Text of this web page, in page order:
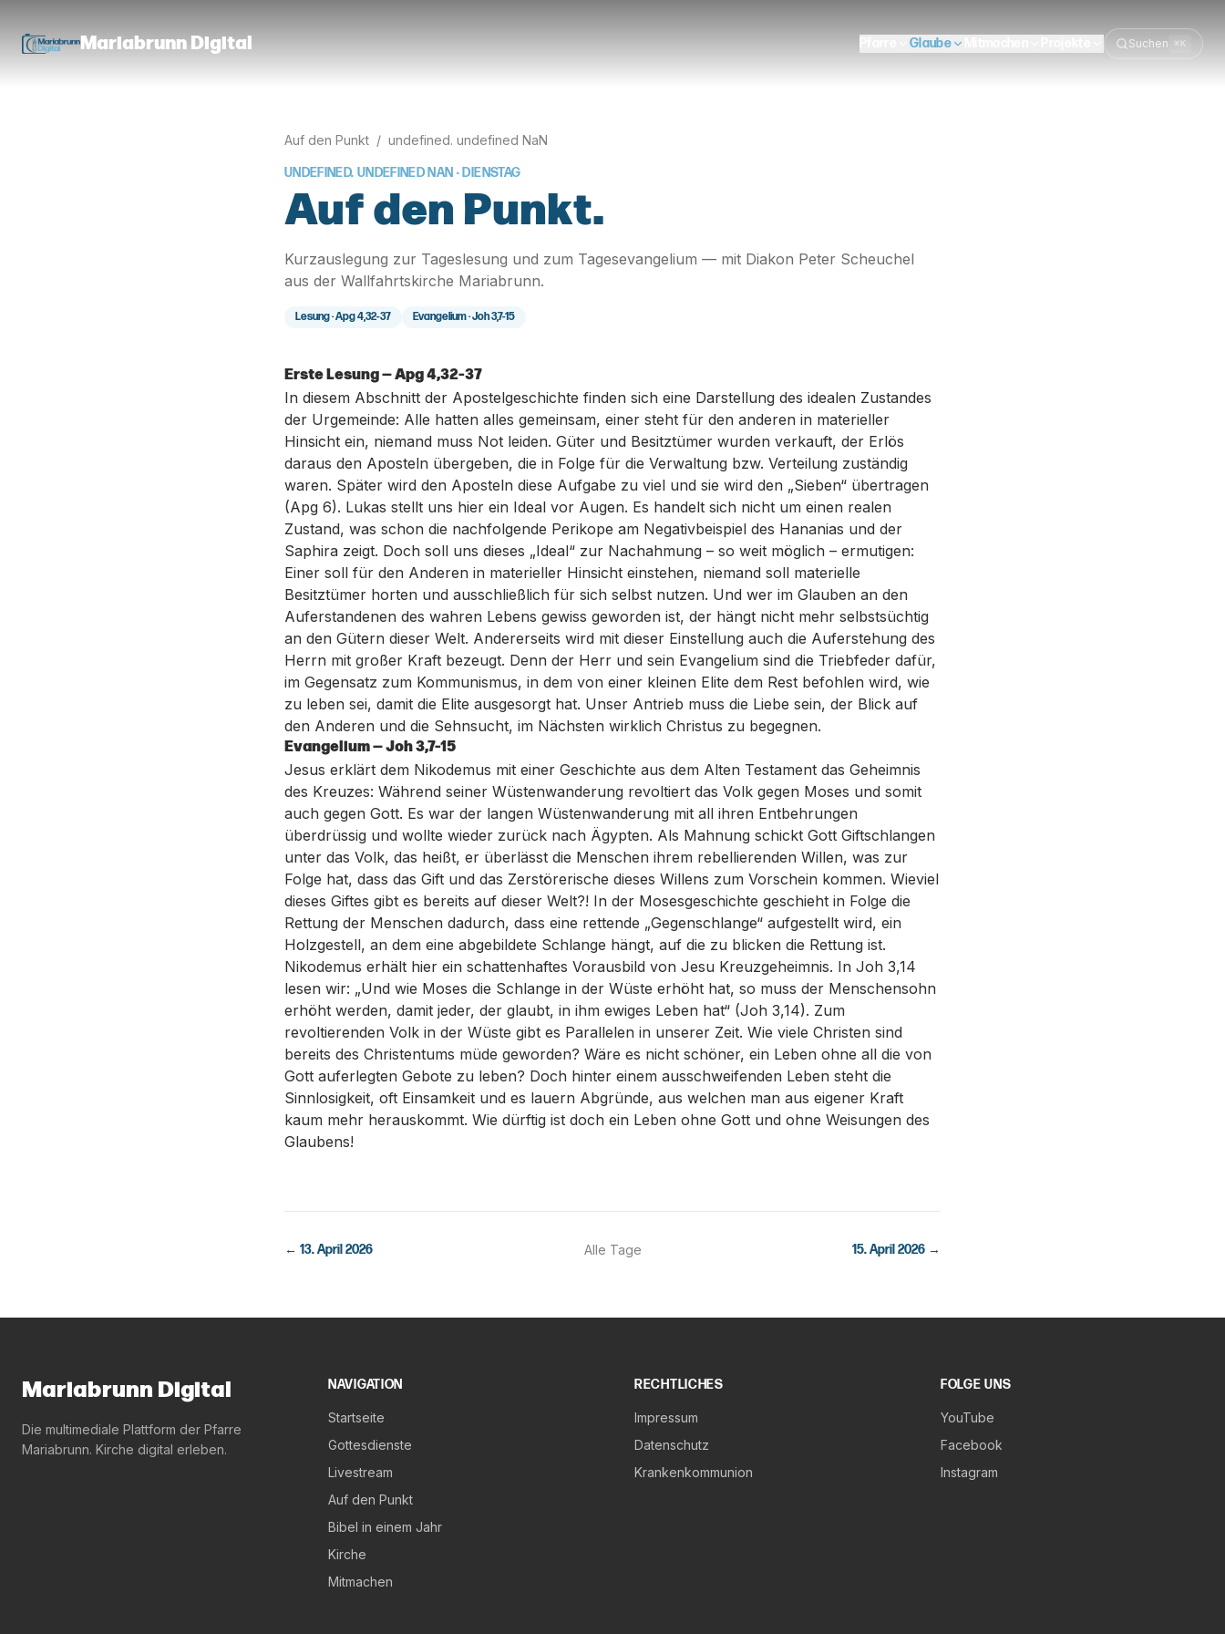
Mariabrunn Digital Glaube Suchen ⌘K
Auf den Punkt / undefined. undefined NaN
UNDEFINED. UNDEFINED NAN · DIENSTAG
Auf den Punkt.
Kurzauslegung zur Tageslesung und zum Tagesevangelium — mit Diakon Peter Scheuchel
aus der Wallfahrtskirche Mariabrunn.
Lesung ·Apg 4,32-37 Evangelium ·Joh 3,7-15
Erste Lesung — Apg 4,32-37
In diesem Abschnitt der Apostelgeschichte finden sich eine Darstellung des idealen Zustandes
der Urgemeinde: Alle hatten alles gemeinsam, einer steht für den anderen in materieller
Hinsicht ein, niemand muss Not leiden. Güter und Besitztümer wurden verkauft, der Erlös
daraus den Aposteln übergeben, die in Folge für die Verwaltung bzw. Verteilung zuständig
waren. Später wird den Aposteln diese Aufgabe zu viel und sie wird den „Sieben“ übertragen
(Apg 6). Lukas stellt uns hier ein Ideal vor Augen. Es handelt sich nicht um einen realen
Zustand, was schon die nachfolgende Perikope am Negativbeispiel des Hananias und der
Saphira zeigt. Doch soll uns dieses „Ideal“ zur Nachahmung – so weit möglich – ermutigen:
Einer soll für den Anderen in materieller Hinsicht einstehen, niemand soll materielle
Besitztümer horten und ausschließlich für sich selbst nutzen. Und wer im Glauben an den
Auferstandenen des wahren Lebens gewiss geworden ist, der hängt nicht mehr selbstsüchtig
an den Gütern dieser Welt. Andererseits wird mit dieser Einstellung auch die Auferstehung des
Herrn mit großer Kraft bezeugt. Denn der Herr und sein Evangelium sind die Triebfeder dafür,
im Gegensatz zum Kommunismus, in dem von einer kleinen Elite dem Rest befohlen wird, wie
zu leben sei, damit die Elite ausgesorgt hat. Unser Antrieb muss die Liebe sein, der Blick auf
den Anderen und die Sehnsucht, im Nächsten wirklich Christus zu begegnen.
Evangelium — Joh 3,7-15
Jesus erklärt dem Nikodemus mit einer Geschichte aus dem Alten Testament das Geheimnis
des Kreuzes: Während seiner Wüstenwanderung revoltiert das Volk gegen Moses und somit
auch gegen Gott. Es war der langen Wüstenwanderung mit all ihren Entbehrungen
überdrüssig und wollte wieder zurück nach Ägypten. Als Mahnung schickt Gott Giftschlangen
unter das Volk, das heißt, er überlässt die Menschen ihrem rebellierenden Willen, was zur
Folge hat, dass das Gift und das Zerstörerische dieses Willens zum Vorschein kommen. Wieviel
dieses Giftes gibt es bereits auf dieser Welt?! In der Mosesgeschichte geschieht in Folge die
Rettung der Menschen dadurch, dass eine rettende „Gegenschlange“ aufgestellt wird, ein
Holzgestell, an dem eine abgebildete Schlange hängt, auf die zu blicken die Rettung ist.
Nikodemus erhält hier ein schattenhaftes Vorausbild von Jesu Kreuzgeheimnis. In Joh 3,14
lesen wir: „Und wie Moses die Schlange in der Wüste erhöht hat, so muss der Menschensohn
erhöht werden, damit jeder, der glaubt, in ihm ewiges Leben hat“ (Joh 3,14). Zum
revoltierenden Volk in der Wüste gibt es Parallelen in unserer Zeit. Wie viele Christen sind
bereits des Christentums müde geworden? Wäre es nicht schöner, ein Leben ohne all die von
Gott auferlegten Gebote zu leben? Doch hinter einem ausschweifenden Leben steht die
Sinnlosigkeit, oft Einsamkeit und es lauern Abgründe, aus welchen man aus eigener Kraft
kaum mehr herauskommt. Wie dürftig ist doch ein Leben ohne Gott und ohne Weisungen des
Glaubens!
← 13. April 2026 Alle Tage 15. April 2026 →
Mariabrunn Digital
Die multimediale Plattform der Pfarre
Mariabrunn. Kirche digital erleben.
NAVIGATION
Startseite
Gottesdienste
Livestream
Auf den Punkt
Bibel in einem Jahr
Kirche
Mitmachen
RECHTLICHES
Impressum
Datenschutz
Krankenkommunion
FOLGE UNS
YouTube
Facebook
Instagram